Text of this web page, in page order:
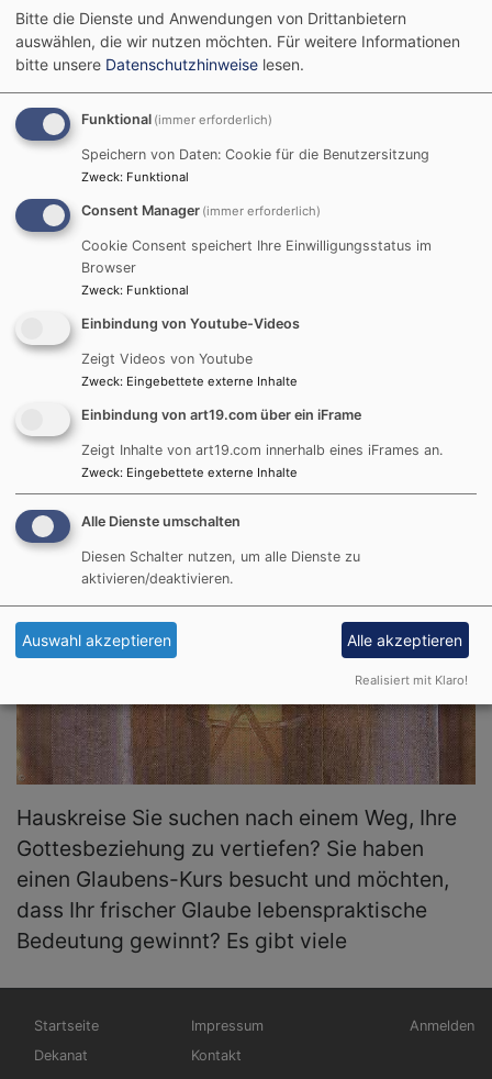
Jesus begegnet Menschen, Menschen
begegnen einander... ... damals vor 2.000
Jahren und heute. Während der
Ökumenischen Bibeltage betrachten wir
einige dieser Begegnungen näher, wie sie der
Evangelist
WIR BEGLEITEN SIE
Wir sind in den wichtigen Lebenssituationen
für Sie da! Sie können sich gerne an Ihre
Pfarrerin oder Ihren Pfarrer wenden, wenn Sie
Begleitung wünschen. Im Folgenden finden
Sie schon mal erste
HAUSKREISE IM DEKANAT CASTELL
Hauskreise Sie suchen nach einem Weg, Ihre
Gottesbeziehung zu vertiefen? Sie haben
einen Glaubens-Kurs besucht und möchten,
dass Ihr frischer Glaube lebenspraktische
Bedeutung gewinnt? Es gibt viele
Hauptnavigation
Startseite
Dekanat
Fußbereichsmenü
Impressum
Kontakt
Anmelden
Bitte die Dienste und Anwendungen von Drittanbietern
auswählen, die wir nutzen möchten. Für weitere Informationen
bitte unsere Datenschutzhinweise lesen.
Funktional (immer erforderlich)
Speichern von Daten: Cookie für die Benutzersitzung
Zweck: Funktional
Consent Manager (immer erforderlich)
Cookie Consent speichert Ihre Einwilligungsstatus im
Browser
Zweck: Funktional
Einbindung von Youtube-Videos
Zeigt Videos von Youtube
Zweck: Eingebettete externe Inhalte
Einbindung von art19.com über ein iFrame
Zeigt Inhalte von art19.com innerhalb eines iFrames an.
Zweck: Eingebettete externe Inhalte
Alle Dienste umschalten
Diesen Schalter nutzen, um alle Dienste zu
aktivieren/deaktivieren.
Auswahl akzeptieren Alle akzeptieren
Realisiert mit Klaro!